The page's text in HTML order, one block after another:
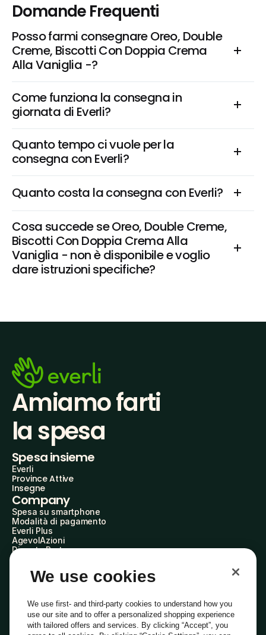
Domande Frequenti
Posso farmi consegnare Oreo, Double
Creme, Biscotti Con Doppia Crema
Alla Vaniglia -?
Come funziona la consegna in
giornata di Everli?
Quanto tempo ci vuole per la
consegna con Everli?
Quanto costa la consegna con Everli?
Cosa succede se Oreo, Double Creme,
Biscotti Con Doppia Crema Alla
Vaniglia - non è disponibile e voglio
dare istruzioni specifiche?
Amiamo farti
la spesa
Spesa insieme
Everli
Province Attive
Insegne
Company
Spesa su smartphone
Modalità di pagamento
Everli Plus
AgevolAzioni
Diventa Partner
Everli Shoppers
About Us
Everli News
Domande frequenti
Lavora con noi
Diventa Shopper
We use cookies
We use first- and third-party cookies to understand how you
use our site and to offer a personalized shopping experience
with tailored offers and services. By clicking “Accept”, you